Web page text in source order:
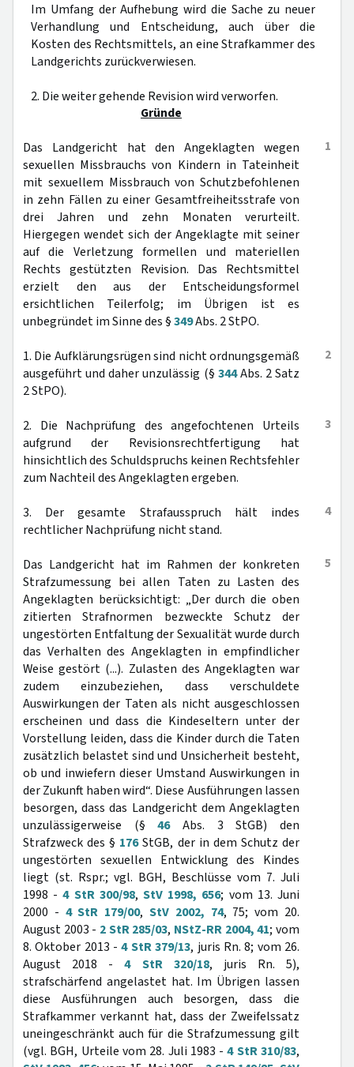
Im Umfang der Aufhebung wird die Sache zu neuer
Verhandlung und Entscheidung, auch über die
Kosten des Rechtsmittels, an eine Strafkammer des
Landgerichts zurückverwiesen.
2. Die weiter gehende Revision wird verworfen.
Gründe
1
Das Landgericht hat den Angeklagten wegen
sexuellen Missbrauchs von Kindern in Tateinheit
mit sexuellem Missbrauch von Schutzbefohlenen
in zehn Fällen zu einer Gesamtfreiheitsstrafe von
drei Jahren und zehn Monaten verurteilt.
Hiergegen wendet sich der Angeklagte mit seiner
auf die Verletzung formellen und materiellen
Rechts gestützten Revision. Das Rechtsmittel
erzielt den aus der Entscheidungsformel
ersichtlichen Teilerfolg; im Übrigen ist es
unbegründet im Sinne des §349Abs. 2 StPO.
2
1. Die Aufklärungsrügen sind nicht ordnungsgemäß
ausgeführt und daher unzulässig (§ 344Abs. 2 Satz
2 StPO).
3
2. Die Nachprüfung des angefochtenen Urteils
aufgrund der Revisionsrechtfertigung hat
hinsichtlich des Schuldspruchs keinen Rechtsfehler
zum Nachteil des Angeklagten ergeben.
4
3. Der gesamte Strafausspruch hält indes
rechtlicher Nachprüfung nicht stand.
5
Das Landgericht hat im Rahmen der konkreten
Strafzumessung bei allen Taten zu Lasten des
Angeklagten berücksichtigt: „Der durch die oben
zitierten Strafnormen bezweckte Schutz der
ungestörten Entfaltung der Sexualität wurde durch
das Verhalten des Angeklagten in empfindlicher
Weise gestört (...). Zulasten des Angeklagten war
zudem einzubeziehen, dass verschuldete
Auswirkungen der Taten als nicht ausgeschlossen
erscheinen und dass die Kindeseltern unter der
Vorstellung leiden, dass die Kinder durch die Taten
zusätzlich belastet sind und Unsicherheit besteht,
ob und inwiefern dieser Umstand Auswirkungen in
der Zukunft haben wird“. Diese Ausführungen lassen
besorgen, dass das Landgericht dem Angeklagten
unzulässigerweise (§46Abs. 3 StGB) den
Strafzweck des § 176StGB, der in dem Schutz der
ungestörten sexuellen Entwicklung des Kindes
liegt (st. Rspr.; vgl. BGH, Beschlüsse vom 7. Juli
1998 -4 StR 300/98,StV 1998, 656; vom 13. Juni
2000 - 4 StR 179/00,StV 2002, 74, 75; vom 20.
August 2003 - 2 StR 285/03, NStZ-RR 2004, 41; vom
8. Oktober 2013 -4 StR 379/13, juris Rn. 8; vom 26.
August 2018 -4 StR 320/18, juris Rn. 5),
strafschärfend angelastet hat. Im Übrigen lassen
diese Ausführungen auch besorgen, dass die
Strafkammer verkannt hat, dass der Zweifelssatz
uneingeschränkt auch für die Strafzumessung gilt
(vgl. BGH, Urteile vom 28. Juli 1983 -4 StR 310/83,